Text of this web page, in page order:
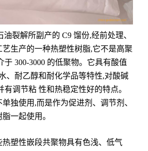
油裂解所副产的 C9 馏份,经前处理、
生产的一种热塑性树脂,它不是高聚
于 300-3000 的低聚物。它具有酸值
、耐乙醇和耐化学品等特性,对酸碱
有调节粘 性和热稳定性好的特点。
独使用,而是作为促进剂、调节剂、
一起使用。
热塑性嵌段共聚物具有色浅、低气